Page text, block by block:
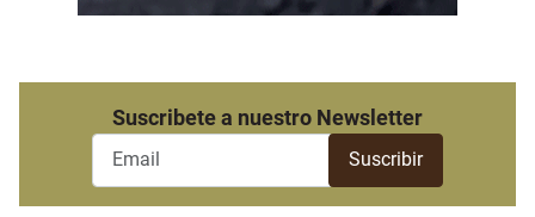
Suscribete a nuestro Newsletter